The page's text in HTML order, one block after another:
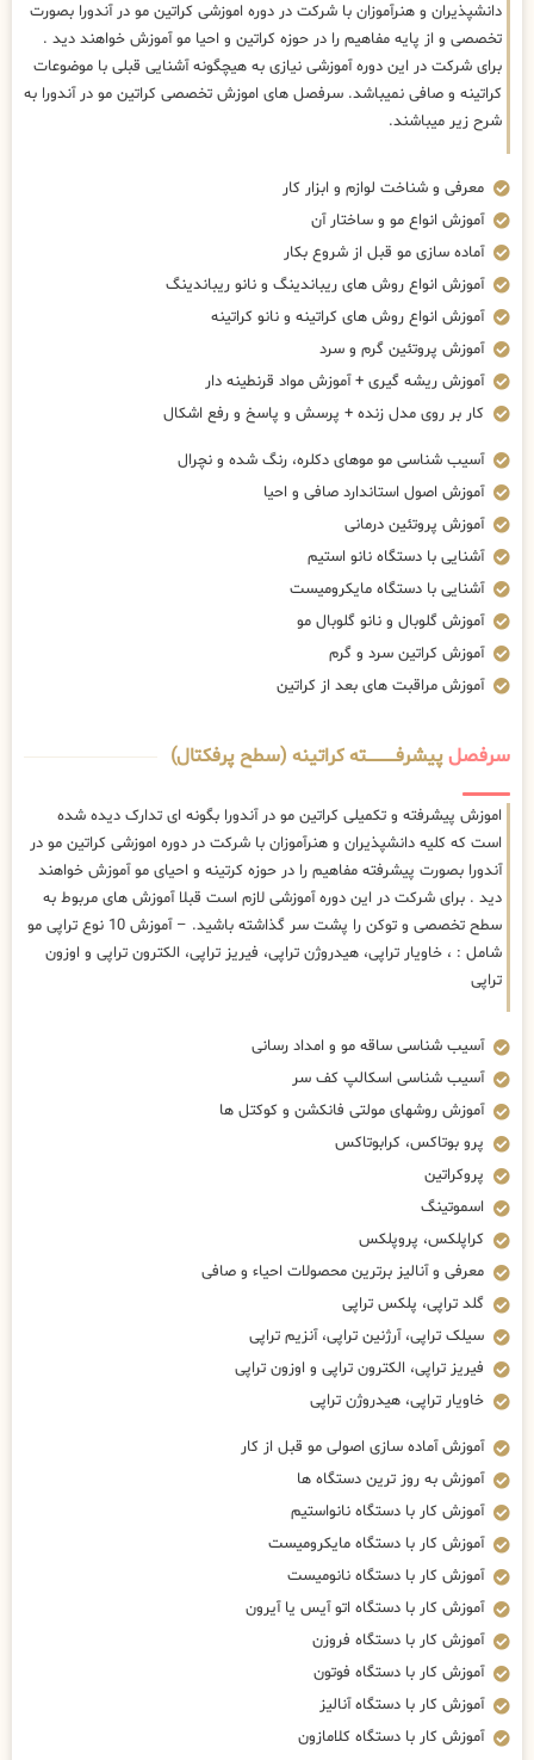
دانشپذیران و هنرآموزان با شرکت در دوره اموزشی کراتین مو در آندورا بصورت
تخصصی و از پایه مفاهیم را در حوزه کراتین و احیا مو آموزش خواهند دید .
برای شرکت در این دوره آموزشی نیازی به هیچگونه آشنایی قبلی با موضوعات
کراتینه و صافی نمیباشد. سرفصل های اموزش تخصصی کراتین مو در آندورا به
شرح زیر میباشند.
معرفی و شناخت لوازم و ابزار کار
آموزش انواع مو و ساختار آن
آماده سازی مو قبل از شروع بکار
آموزش انواع روش های ریباندینگ و نانو ریباندینگ
آموزش انواع روش های کراتینه و نانو کراتینه
آموزش پروتئین گرم و سرد
آموزش ریشه گیری + آموزش مواد قرنطینه دار
کار بر روی مدل زنده + پرسش و پاسخ و رفع اشکال
آسیب شناسی مو موهای دکلره، رنگ شده و نچرال
آموزش اصول استاندارد صافی و احیا
آموزش پروتئین درمانی
آشنایی با دستگاه نانو استیم
آشنایی با دستگاه مایکرومیست
آموزش گلوبال و نانو گلوبال مو
آموزش کراتین سرد و گرم
آموزش مراقبت های بعد از کراتین
سرفصلپیشرفــــــــــــته کراتینه (سطح پرفکتال)
اموزش پیشرفته و تکمیلی کراتین مو در آندورا بگونه ای تدارک دیده شده
است که کلیه دانشپذیران و هنرآموزان با شرکت در دوره اموزشی کراتین مو در
آندورا بصورت پیشرفته مفاهیم را در حوزه کرتینه و احیای مو آموزش خواهند
دید . برای شرکت در این دوره آموزشی لازم است قبلا آموزش های مربوط به
سطح تخصصی و توکن را پشت سر گذاشته باشید. – آموزش 10 نوع تراپی مو
شامل : ، خاویار تراپی، هیدروژن تراپی، فیریز تراپی، الکترون تراپی و اوزون
تراپی
آسیب شناسی ساقه مو و امداد رسانی
آسیب شناسی اسکالپ کف سر
آموزش روشهای مولتی فانکشن و کوکتل ها
پرو بوتاکس، کرابوتاکس
پروکراتین
اسموتینگ
کراپلکس، پروپلکس
معرفی و آنالیز برترین محصولات احیاء و صافی
گلد تراپی، پلکس تراپی
سیلک تراپی، آرژنین تراپی، آنزیم تراپی
فیریز تراپی، الکترون تراپی و اوزون تراپی
خاویار تراپی، هیدروژن تراپی
آموزش آماده سازی اصولی مو قبل از کار
آموزش به روز ترین دستگاه ها
آموزش کار با دستگاه نانواستیم
آموزش کار با دستگاه مایکرومیست
آموزش کار با دستگاه نانومیست
آموزش کار با دستگاه اتو آیس یا آیرون
آموزش کار با دستگاه فروزن
آموزش کار با دستگاه فوتون
آموزش کار با دستگاه آنالیز
آموزش کار با دستگاه کلامازون